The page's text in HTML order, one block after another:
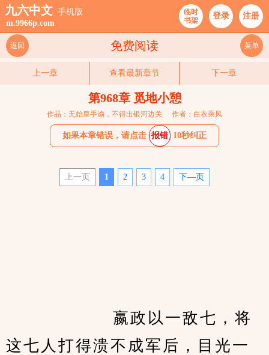
九六中文 手机版
m.9966p.com
临时
书架
登录 注册
免费阅读
返回 菜单
上一章 查看最新章节 下一章
第968章 觅地小憩
作品：无始皇手谕，不得出银河边关 作者：白衣乘风
如果本章错误，请点击 报错 10秒纠正
上一页 1 2 3 4 下—页
这七人打得溃不成军后，目光一